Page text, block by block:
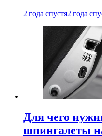
2 года спустя2 года
Для чего
шпингалеты